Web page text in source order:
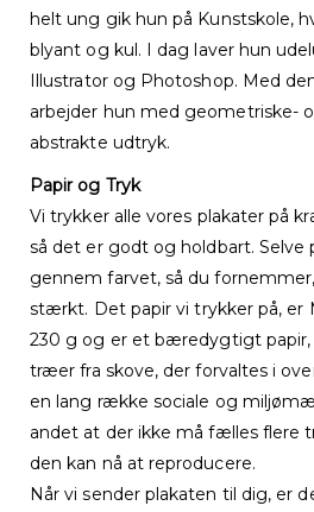
helt ung gik hun på Kunstskole,
blyant og kul. I dag laver hun
Illustrator og Photoshop. Med
arbejder hun med geometriske-
abstrakte udtryk.
Papir og Tryk
Vi trykker alle vores plakater på
så det er godt og holdbart.
gennem farvet, så du
stærkt. Det papir vi trykker på, er
230 g og er et bæredygtigt
træer fra skove, der forvaltes i
en lang række sociale og
andet at der ikke må fælles flere
den kan nå at reproducere.
Når vi sender plakaten til dig, er